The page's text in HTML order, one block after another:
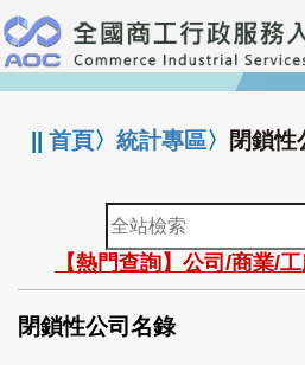
跳
到
主
要
:::
||首頁〉統計專區〉 閉鎖性
全
站
檢
索
【熱門查詢】公司/商業/
閉鎖性公司名錄